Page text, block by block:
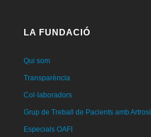
LA FUNDACIÓ
Qui som
Transparència
Col·laboradors
Grup de Treball de Pacients amb Artrosi
Especials OAFI